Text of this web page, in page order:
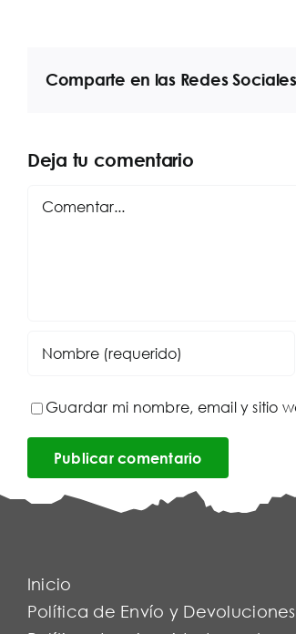
Comparte en las Redes Sociales
Deja tu comentario
Guardar mi nombre, email y sitio
Inicio
Política de Envío y Devoluciones